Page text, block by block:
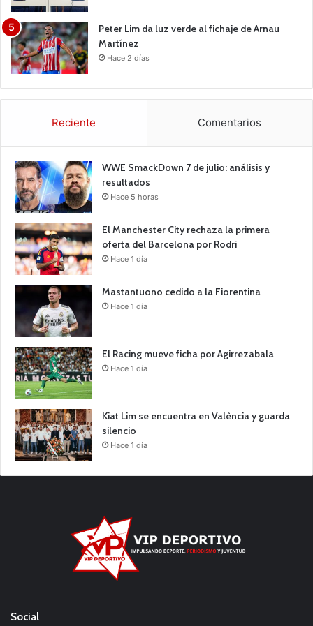
Peter Lim da luz verde al fichaje de Arnau
Martínez
Hace 2 días
Reciente Comentarios
WWE SmackDown 7 de julio: análisis y
resultados
Hace 5 horas
El Manchester City rechaza la primera
oferta del Barcelona por Rodri
Hace 1 día
Mastantuono cedido a la Fiorentina
Hace 1 día
El Racing mueve ficha por Agirrezabala
Hace 1 día
Kiat Lim se encuentra en València y guarda
silencio
Hace 1 día
Social